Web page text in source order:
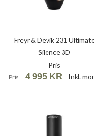
Freyr & Devik 231
Silence 3D
Pris
Pris 4 995 KR Inkl.